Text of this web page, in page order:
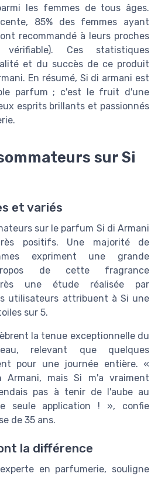
les femmes de tous âges.
85% des femmes ayant
recommandé à leurs proches
Ces statistiques
et du succès de ce produit
En résumé, Si di armani est
parfum ; c'est le fruit d'une
esprits brillants et passionnés
sur Si
et variés
sur le parfum Si di Armani
positifs. Une majorité de
expriment une grande
de cette fragrance
une étude réalisée par
utilisateurs attribuent à Si une
sur 5.
la tenue exceptionnelle du
relevant que quelques
pour une journée entière. «
Armani, mais Si m'a vraiment
pas à tenir de l'aube au
seule application ! », confie
de 35 ans.
la différence
en parfumerie, souligne